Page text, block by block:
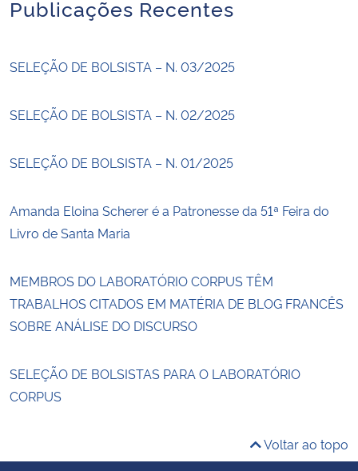
Publicações Recentes
SELEÇÃO DE BOLSISTA – N. 03/2025
SELEÇÃO DE BOLSISTA – N. 02/2025
SELEÇÃO DE BOLSISTA – N. 01/2025
Amanda Eloina Scherer é a Patronesse da 51ª Feira do
Livro de Santa Maria
MEMBROS DO LABORATÓRIO CORPUS TÊM
TRABALHOS CITADOS EM MATÉRIA DE BLOG FRANCÊS
SOBRE ANÁLISE DO DISCURSO
SELEÇÃO DE BOLSISTAS PARA O LABORATÓRIO
CORPUS
Voltar ao topo